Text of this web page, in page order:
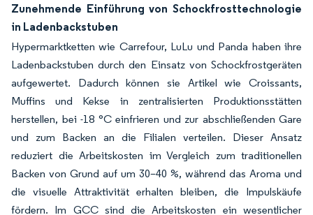
Zunehmende Einführung von Schockfrosttechnologie
in Ladenbackstuben
Hypermarktketten wie Carrefour, LuLu und Panda haben ihre
Ladenbackstuben durch den Einsatz von Schockfrostgeräten
aufgewertet. Dadurch können sie Artikel wie Croissants,
Muffins und Kekse in zentralisierten Produktionsstätten
herstellen, bei -18 °C einfrieren und zur abschließenden Gare
und zum Backen an die Filialen verteilen. Dieser Ansatz
reduziert die Arbeitskosten im Vergleich zum traditionellen
Backen von Grund auf um 30–40 %, während das Aroma und
die visuelle Attraktivität erhalten bleiben, die Impulskäufe
fördern. Im GCC sind die Arbeitskosten ein wesentlicher